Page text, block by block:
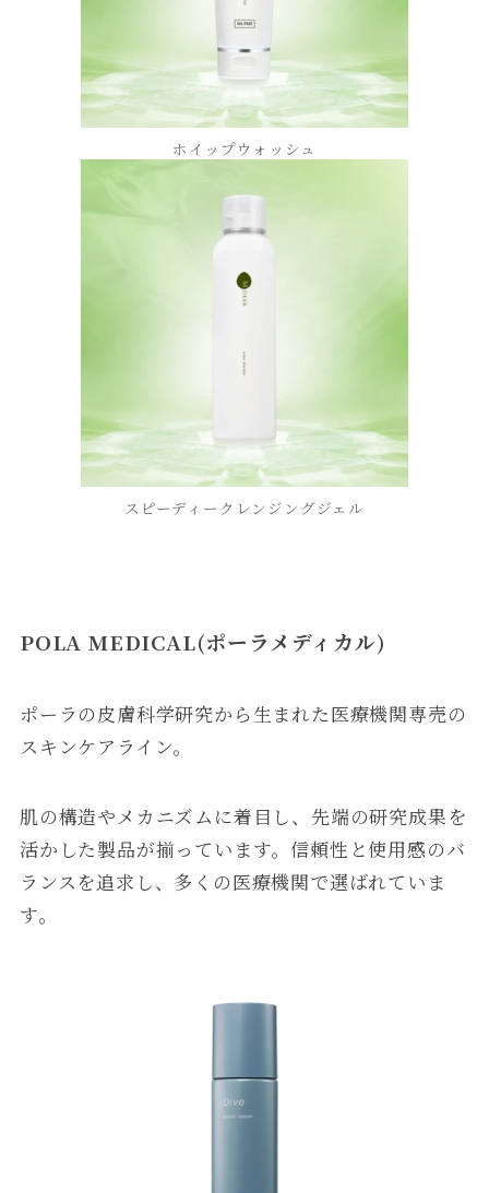
ホイップウォッシュ
スピーディークレンジングジェル
POLA MEDICAL(ポーラメディカル)
ポーラの皮膚科学研究から生まれた医療機関専売の
スキンケアライン。
肌の構造やメカニズムに着目し、先端の研究成果を
活かした製品が揃っています。信頼性と使用感のバ
ランスを追求し、多くの医療機関で選ばれていま
す。